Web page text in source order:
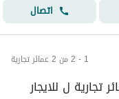
اتصال
1 - 2 من 2 عمائر تجارية
تجارية ل للايجار